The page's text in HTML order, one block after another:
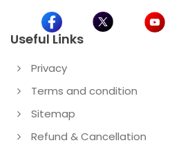
Useful Links
Privacy
Terms and condition
Sitemap
Refund & Cancellation